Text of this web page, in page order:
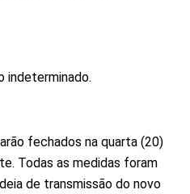
indeterminado.
fechados na quarta (20)
Todas as medidas foram
de transmissão do novo